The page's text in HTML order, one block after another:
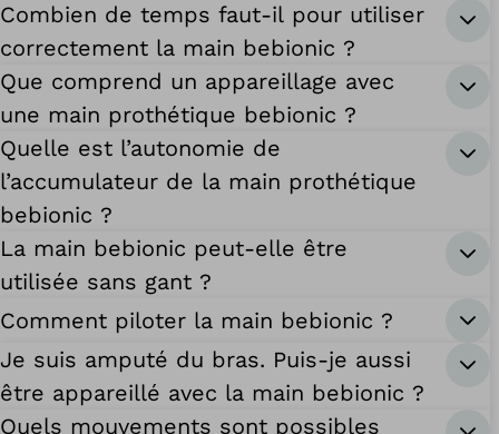
Combien de temps faut-il pour utiliser
correctement la main bebionic ?
Que comprend un appareillage avec
une main prothétique bebionic ?
Quelle est l’autonomie de
l’accumulateur de la main prothétique
bebionic ?
La main bebionic peut-elle être
utilisée sans gant ?
Comment piloter la main bebionic ?
Je suis amputé du bras. Puis-je aussi
être appareillé avec la main bebionic ?
Quels mouvements sont possibles